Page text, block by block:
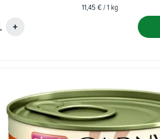
Jednotková
11,45 € / 1 kg